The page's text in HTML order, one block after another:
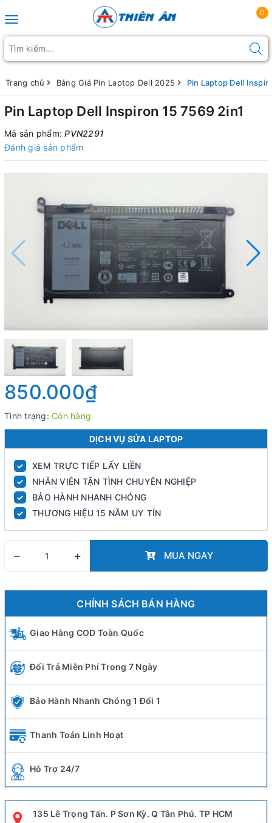
Toggle navigation
0
Trang chủ Bảng Giá Pin Laptop Dell 2025 Pin Laptop Dell
Pin Laptop Dell Inspiron 15 7569 2in1
Mã sản phẩm:PVN2291
Đánh giá sản phẩm
850.000₫
Tình trạng: Còn hàng
DỊCH VỤ SỬA LAPTOP
✓ XEM TRỰC TIẾP LẤY LIỀN
✓ NHÂN VIÊN TẬN TÌNH CHUYÊN NGHIỆP
✓ BẢO HÀNH NHANH CHÓNG
✓ THƯƠNG HIỆU 15 NĂM UY TÍN
– + MUA NGAY
CHÍNH SÁCH BÁN HÀNG
Giao Hàng COD Toàn Quốc
Đổi Trả Miễn Phí Trong 7 Ngày
Bảo Hành Nhanh Chóng 1 Đổi 1
Thanh Toán Linh Hoạt
Hỗ Trợ 24/7
135 Lê Trọng Tấn. P Sơn Kỳ. Q Tân Phú. TP HCM